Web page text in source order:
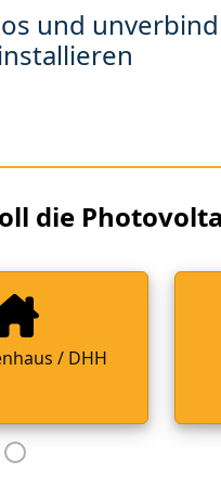
und
die
/ DHH